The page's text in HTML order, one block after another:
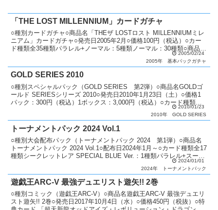
「THE LOST MILLENNIUM」カードガチャ
○種別カードガチャ○商品名「THEザ LOSTロスト MILLENNIUMミレ
ニアム」カードガチャ○発売日2005年2月○価格100円（税込）○カー
ド種類全35種類パラレル+ノーマル：5種類ノーマル：30種類○商品説
2005/02/24
2005年
基本パックガチャ
GOLD SERIES 2010
○種別スペシャルパック（GOLD SERIES 第2弾）○商品名GOLDゴ
ールド SERIESシリーズ 2010○発売日2010年1月23日（土）○価格1
パック：300円（税込）1ボックス：3,000円（税込）○カード種類全
2010/01/23
2010年
GOLD SERIES
トーナメントパック 2024 Vol.1
○種別大会配布パック（トーナメントパック 2024 第1弾）○商品名
トーナメントパック 2024 Vol.1○配布日2024年1月～○カード種類全17
種類シークレットレア SPECIAL BLUE Ver.：1種類パラレル+スーパ
2024/01/01
2024年
トーナメントパック
遊戯王ARC-V 最強デュエリスト遊矢!! 2巻
○種別コミック（遊戯王ARC-V）○商品名遊戯王ARC-V 最強デュエリ
スト遊矢!! 2巻○発売日2017年10月4日（水）○価格450円（税抜）○特